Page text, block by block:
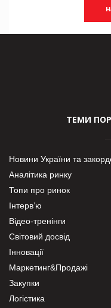
ТЕМИ
Новини України та
Аналітика ринку
Топи про ринок
Інтерв’ю
Відео-тренінги
Світовий досвід
Інновації
Маркетинг&Продажі
Закупки
Логістика